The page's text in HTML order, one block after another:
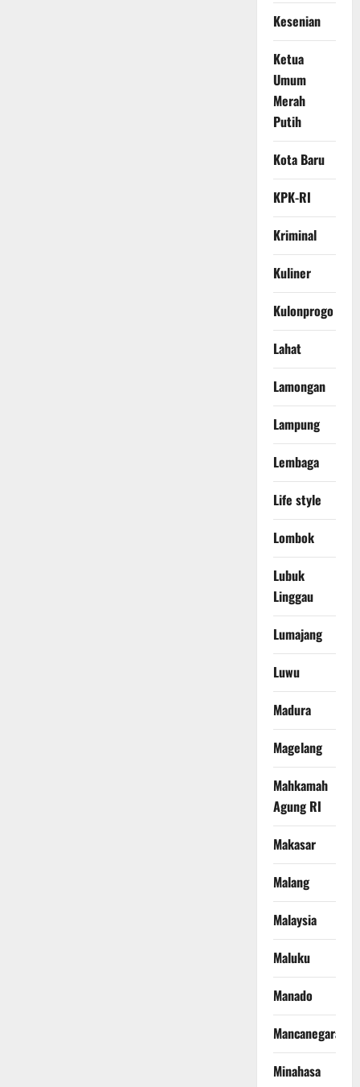
Kesenian
Ketua
Umum
Merah
Putih
Kota Baru
KPK-RI
Kriminal
Kuliner
Kulonprogo
Lahat
Lamongan
Lampung
Lembaga
Life style
Lombok
Lubuk
Linggau
Lumajang
Luwu
Madura
Magelang
Mahkamah
Agung RI
Makasar
Malang
Malaysia
Maluku
Manado
Mancanegara
Minahasa